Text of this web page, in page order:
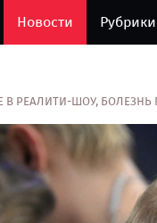
Новости Рубрики
В РЕАЛИТИ-ШОУ,